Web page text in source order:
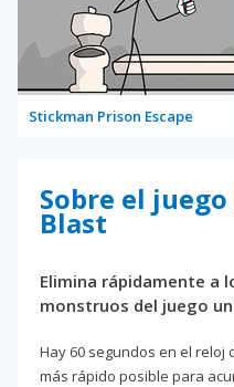
Stickman Prison Escape
Sobre el
Blast
Elimina rápidamente a
monstruos del juego
Hay 60 segundos en el reloj
más rápido posible para